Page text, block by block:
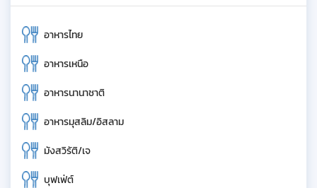
อาหารไทย
อาหารเหนือ
อาหารนานาชาติ
อาหารมุสลิม/อิสลาม
มังสวิรัติ/เจ
บุฟเฟ่ต์